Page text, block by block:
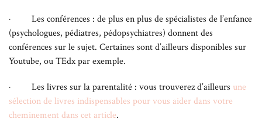
· Les conférences : de plus en plus de spécialistes de l’enfance
(psychologues, pédiatres, pédopsychiatres) donnent des
conférences sur le sujet. Certaines sont d’ailleurs disponibles sur
Youtube, ou TEdx par exemple.
· Les livres sur la parentalité : vous trouverez d’ailleurs une
sélection de livres indispensables pour vous aider dans votre
cheminement dans cet article.